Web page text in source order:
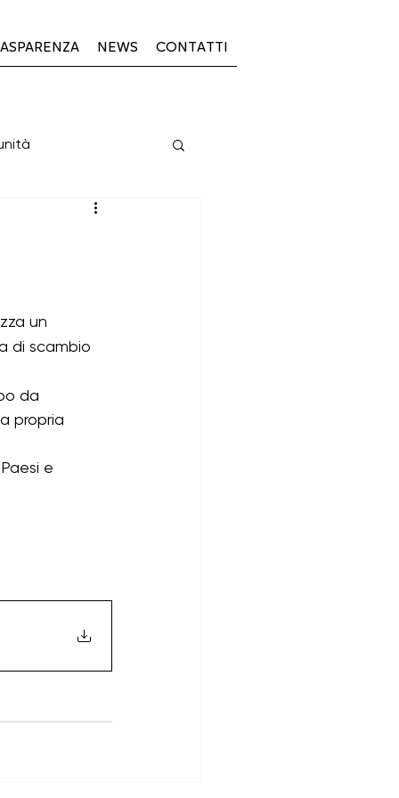
NEWS CONTATTI
PSL 2023-2027
27
un
di scambio
da
propria
e